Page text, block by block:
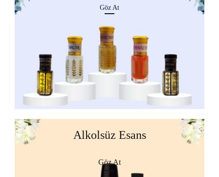
Göz At
Alkolsüz Esans
Göz At